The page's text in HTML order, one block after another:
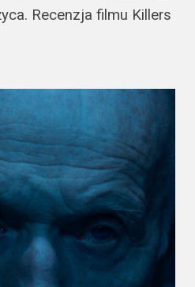
Recenzja filmu Killers